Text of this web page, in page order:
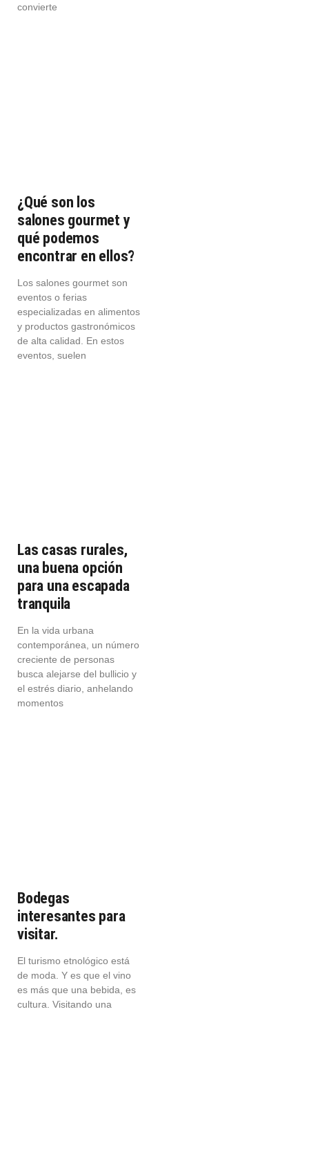
convierte
¿Qué son los
salones gourmet y
qué podemos
encontrar en ellos?
Los salones gourmet son
eventos o ferias
especializadas en alimentos
y productos gastronómicos
de alta calidad. En estos
eventos, suelen
Las casas rurales,
una buena opción
para una escapada
tranquila
En la vida urbana
contemporánea, un número
creciente de personas
busca alejarse del bullicio y
el estrés diario, anhelando
momentos
Bodegas
interesantes para
visitar.
El turismo etnológico está
de moda. Y es que el vino
es más que una bebida, es
cultura. Visitando una